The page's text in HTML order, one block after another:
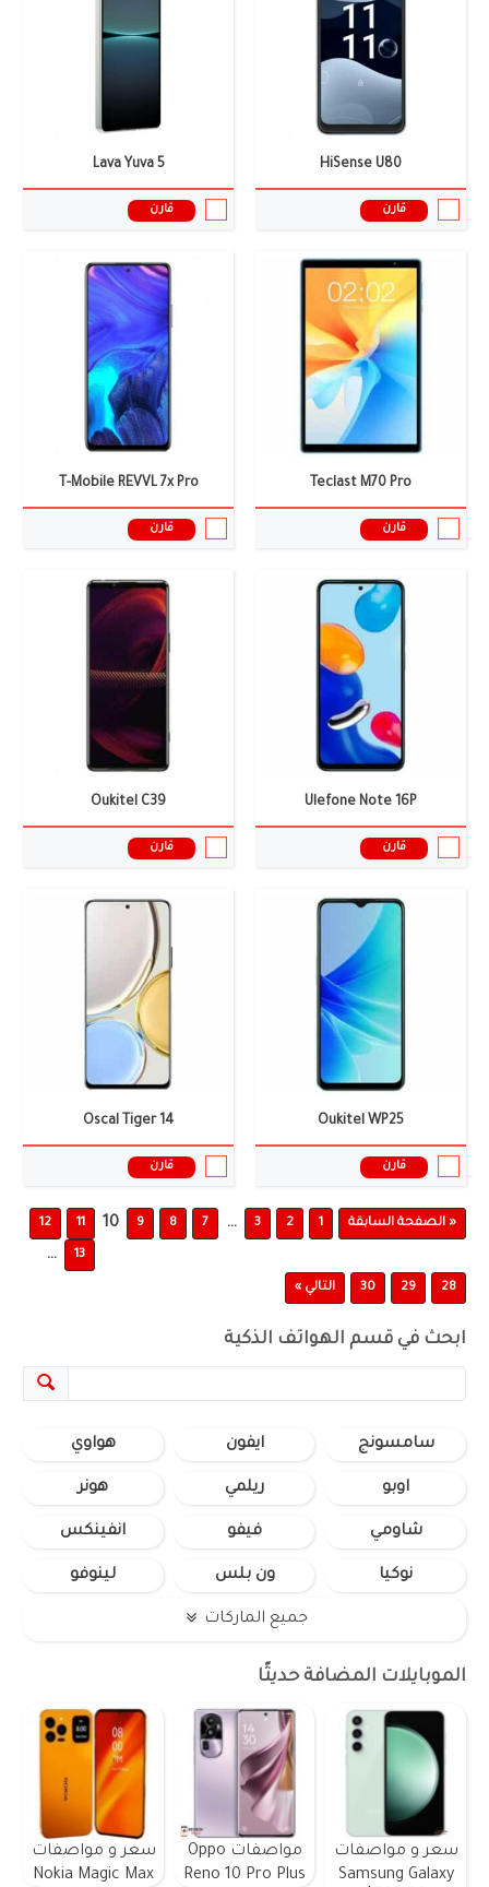
HiSense U80
قارن
Lava Yuva 5
قارن
Teclast M70 Pro
قارن
نظام التشغيل:أندرويد 14
T-Mobile REVVL 7x Pro
قارن
Ulefone Note 16P
قارن
الشاشة:
الكاميرا:
الذاكرة العشوائية:8 جيجابايت
نظام التشغيل:أندرويد 16
Helio P80
سعر ومواصفات الموبايل ←
Oukitel C39
قارن
الذاكرة العشوائية:
نظام التشغيل:أندرويد 15
سعر ومواصفات الموبايل ←
Oukitel WP25
قارن
الذاكرة العشوائية:
أندرويد 15
سعر ومواصفات الموبايل ←
Oscal Tiger 14
قارن
الذاكرة العشوائية:
اندرويد 15
سعر ومواصفات الموبايل ←
« الصفحة السابقة 1
2
3
…
7
8
9
10
11
12
13
…
28
29
30 التالي »
ابحث في قسم الهواتف الذكية
سامسونج ايفون هواوي
اوبو ريلمي هونر
شاومي فيفو انفينكس
نوكيا ون بلس لينوفو
جميع الماركات
الموبايلات المضافة حديثًا
سعر و مواصفات
Samsung Galaxy
مواصفات Oppo
Reno 10 Pro Plus
سعر و مواصفات
Nokia Magic Max